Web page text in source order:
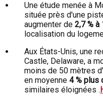
Une étude menée à
située près d'une
augmenter de 2,7 % à
localisation du
Aux États-Unis, une
Castle, Delaware, a
moins de 50 mètres
en moyenne 4 % plus
similaires éloignées .